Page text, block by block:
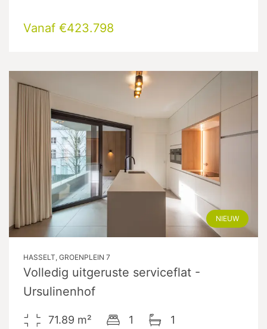
Vanaf €423.798
NIEUW
HASSELT, GROENPLEIN 7
Volledig uitgeruste serviceflat -
Ursulinenhof
71.89 m² 1 1